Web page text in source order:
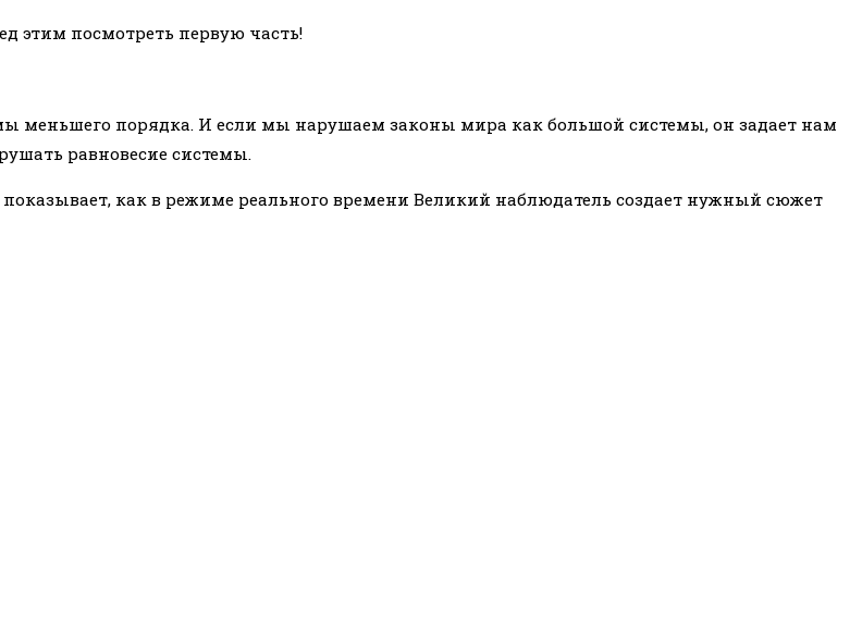
этим посмотреть первую часть!
меньшего порядка. И если мы нарушаем законы мира как большой системы, он задает нам
равновесие системы.
как в режиме реального времени Великий наблюдатель создает нужный сюжет